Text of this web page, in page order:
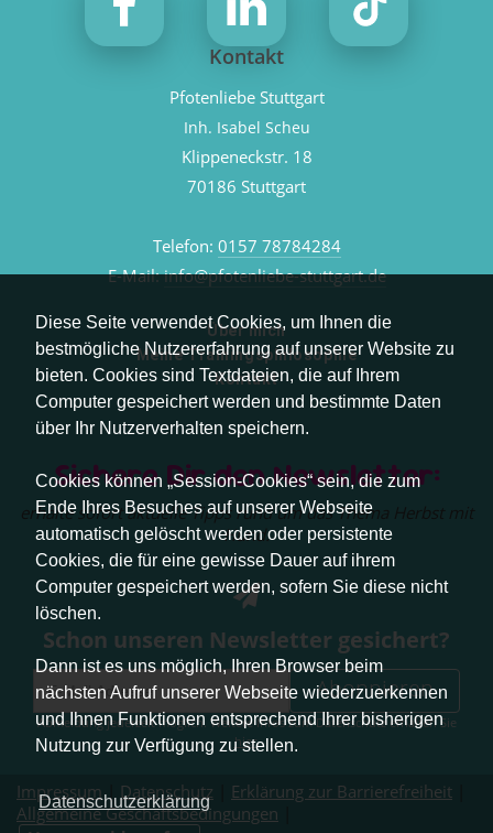
Diese Seite verwendet Cookies, um Ihnen die
bestmögliche Nutzererfahrung auf unserer Website zu
bieten. Cookies sind Textdateien, die auf Ihrem
Computer gespeichert werden und bestimmte Daten
über Ihr Nutzerverhalten speichern.
Cookies können „Session-Cookies“ sein, die zum
Ende Ihres Besuches auf unserer Webseite
automatisch gelöscht werden oder persistente
Cookies, die für eine gewisse Dauer auf ihrem
Computer gespeichert werden, sofern Sie diese nicht
löschen.
Dann ist es uns möglich, Ihren Browser beim
nächsten Aufruf unserer Webseite wiederzuerkennen
und Ihnen Funktionen entsprechend Ihrer bisherigen
Nutzung zur Verfügung zu stellen.
Datenschutzerklärung
Kontakt
Pfotenliebe Stuttgart
Inh. Isabel Scheu
Klippeneckstr. 18
70186 Stuttgart
Telefon: 0157 78784284
E-Mail:info@pfotenliebe-stuttgart.de
Über mich
Meine Trainingsphilosophie
Kontakt
Sichere Dir den Newsletter:
erhalte sofort aktuelle Tipps rund um das Thema Herbst mit
Hund.
Schon unseren Newsletter gesichert?
Abonnieren
Abmeldung jederzeit möglich. Weitere Infos zum Datenschutz erhalten Sie
hier.
Impressum| Datenschutz Erklärung zur Barrierefreiheit
Allgemeine Geschäftsbedingungen